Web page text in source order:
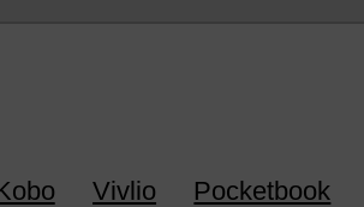
Vivlio Pocketbook